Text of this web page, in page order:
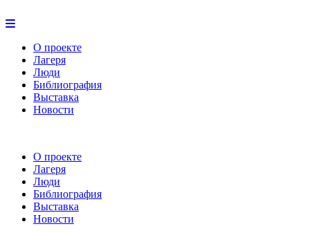
О проекте
Лагеря
Люди
Библиография
Выставка
Новости
О проекте
Лагеря
Люди
Библиография
Выставка
Новости